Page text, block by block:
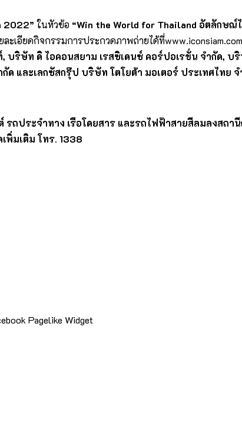
2022” ในหัวข้อ “Win the World for Thailand อัตลักษณ์
อียดกิจกรรมการประกวดภาพถ่ายได้ที่
บริษัท ดิ ไอคอนสยาม เรสซิเดนซ์ คอร์ปอเรชั่น จำกัด, บ
และเลกซัสกรุ๊ป บริษัท โตโยต้า มอเตอร์ ประเทศไทย จ
รถประจำทาง เรือโดยสาร และรถไฟฟ้าสายสีลมลงสถ
พิ่มเติม โทร. 1338